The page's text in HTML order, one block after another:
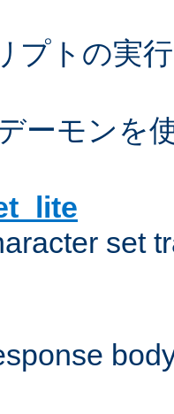
プトの実行
ーモンを
set